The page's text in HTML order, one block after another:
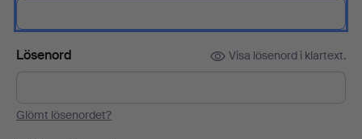
Lösenord Visa lösenord i klartext.
Glömt lösenordet?